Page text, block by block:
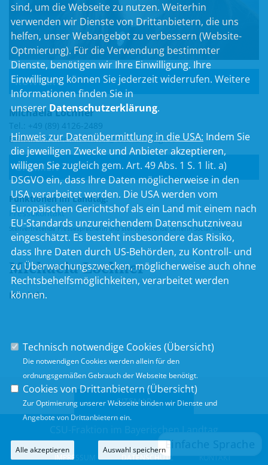
KONTAKT
Michaela Lochner
Tel.: +49 (89) 4126-2489
E-Mail:michaela.lochner@csu-landtag.de
GREMIEN
Funktionen im Landtag:
Pressekontakt
Stellvertretende Pressesprecherin und stellvertretende Leiterin Social Media
MichaelaLochner
Kurzinfo
SITEMAP
CSU-Fraktion im Bayerischen Landtag
IMPRESSUM DATENSCHUTZ KONTAKT
sind, um die Webseite zu nutzen. Weiterhin
verwenden wir Dienste von Drittanbietern, die uns
helfen, unser Webangebot zu verbessern (Website-
Optmierung). Für die Verwendung bestimmter
Dienste, benötigen wir Ihre Einwilligung. Ihre
Einwilligung können Sie jederzeit widerrufen. Weitere
Informationen finden Sie in
unsererDatenschutzerklärung.
Hinweis zur Datenübermittlung in die USA: Indem Sie
die jeweiligen Zwecke und Anbieter akzeptieren,
willigen Sie zugleich gem. Art. 49 Abs. 1 S. 1 lit. a)
DSGVO ein, dass Ihre Daten möglicherweise in den
USA verarbeitet werden. Die USA werden vom
Europäischen Gerichtshof als ein Land mit einem nach
EU-Standards unzureichendem Datenschutzniveau
eingeschätzt. Es besteht insbesondere das Risiko,
dass Ihre Daten durch US-Behörden, zu Kontroll- und
zu Überwachungszwecken, möglicherweise auch ohne
Rechtsbehelfsmöglichkeiten, verarbeitet werden
können.
Technisch notwendige Cookies (Übersicht)
Die notwendigen Cookies werden allein für den
ordnungsgemäßen Gebrauch der Webseite benötigt.
Cookies von Drittanbietern (Übersicht)
Zur Optimierung unserer Webseite binden wir Dienste und
Angebote von Drittanbietern ein.
Alle akzeptieren Auswahl speichern